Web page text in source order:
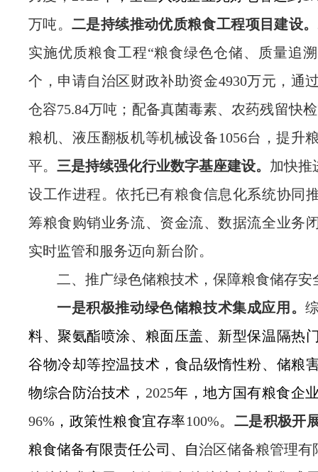
万吨。二是持续推动优质粮食工程项目建设。
实施优质粮食工程“粮食绿色仓储、质量追
个，申请自治区财政补助资金4930万元，通
仓容75.84万吨； 配备真菌毒素、农药残留快
粮机、液压翻板机等机械设备1056台，提升
平。 三是持续强化行业数字基座建设。 加快推
设工作进程。依托已有粮食信息化系统协同
筹粮食购销业务流、资金流、数据流全业务
实时监管和服务迈向新台阶。
二、 推广绿色储粮技术，保障粮食储存安
一是积极推动绿色储粮技术集成应用。
料、聚氨酯喷涂、粮面压盖、新型保温隔热
谷物冷却等控温技术，食品级惰性粉、储粮
物综合防治技术， 2025年，地方国有粮食企
96% ， 政策性粮食宜存率100%。 二是积极开
粮食储备有限责任公司、自治区储备粮管理有